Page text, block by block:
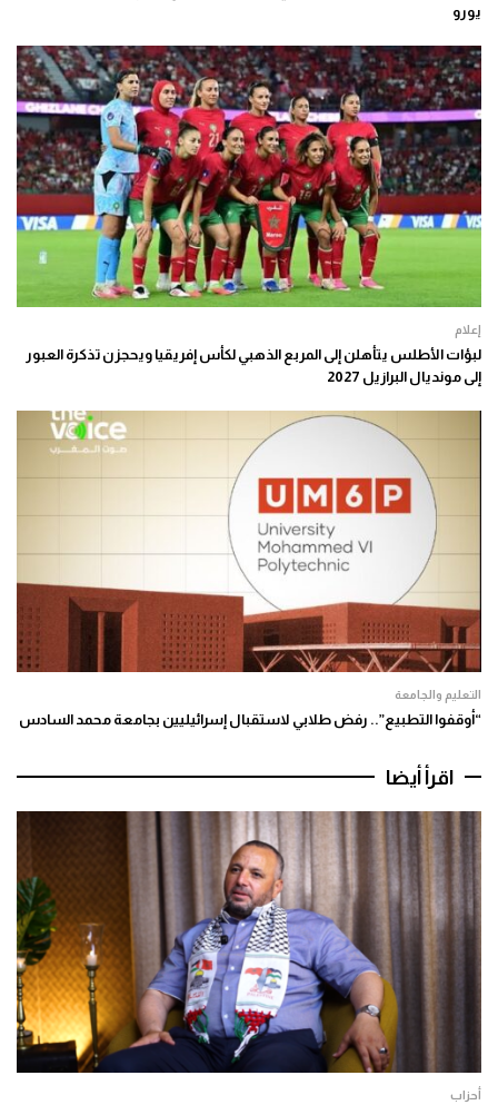
يورو
إعلام
لبؤات الأطلس يتأهلن إلى المربع الذهبي لكأس إفريقيا ويحجزن تذكرة العبور
إلى مونديال البرازيل 2027
التعليم والجامعة
“أوقفوا التطبيع”.. رفض طلابي لاستقبال إسرائيليين بجامعة محمد السادس
اقرأ أيضا
أحزاب